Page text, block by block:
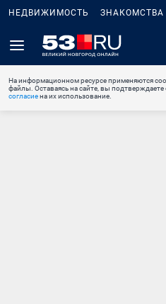
НЕДВИЖИМОСТЬ ЗНАКОМСТВА
На информационном ресурсе применяются
файлы. Оставаясь на сайте, вы подтверждаете
согласиена их использование.